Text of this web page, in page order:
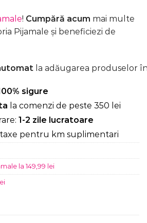
! Cumpără acum mai multe
Pijamale și beneficiezi de
la adăugarea produselor
sigure
la comenzi de peste 350 lei
1-2 zile lucratoare
pentru km suplimentari
la 149,99 lei